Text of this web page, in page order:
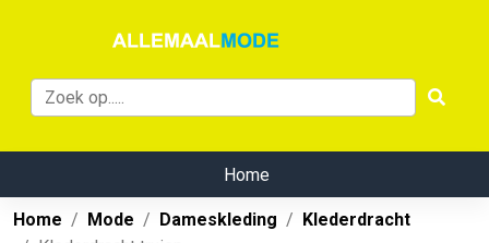
Home
Home Mode Dameskleding
Klederdracht